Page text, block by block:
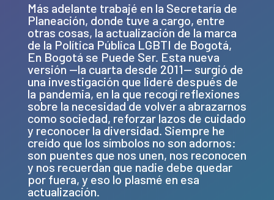
Más adelante trabajé en la Secretaría de
Planeación, donde tuve a cargo, entre
otras cosas, la actualización de la marca
de la Política Pública LGBTI de Bogotá,
En Bogotá se Puede Ser. Esta nueva
versión —la cuarta desde 2011— surgió de
una investigación que lideré después de
la pandemia, en la que recogí reflexiones
sobre la necesidad de volver a abrazarnos
como sociedad, reforzar lazos de cuidado
y reconocer la diversidad. Siempre he
creído que los símbolos no son adornos:
son puentes que nos unen, nos reconocen
y nos recuerdan que nadie debe quedar
por fuera, y eso lo plasmé en esa
actualización.